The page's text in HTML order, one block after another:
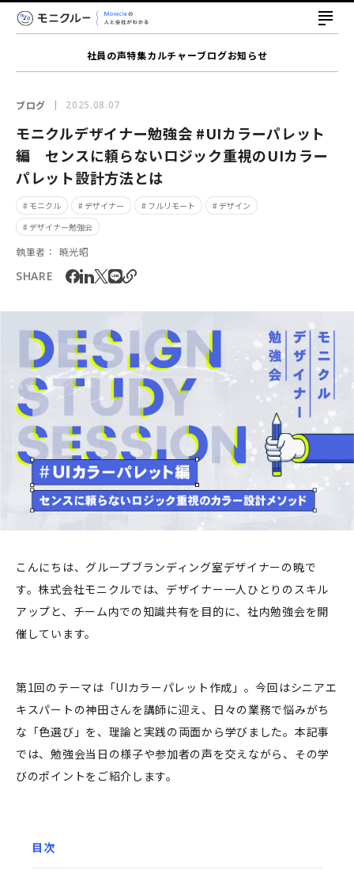
社員の声特集カルチャーブログお知らせ
ブログ 2025.08.07
モニクルデザイナー勉強会 #UIカラーパレット
編 センスに頼らないロジック重視のUIカラー
パレット設計方法とは
# モニクル # デザイナー # フルリモート
# デザイン
# デザイナー勉強会
執筆者： 暁光昭
SHARE
こんにちは、グループブランディング室デザイナーの暁で
す。株式会社モニクルでは、デザイナー一人ひとりのスキル
アップと、チーム内での知識共有を目的に、社内勉強会を開
催しています。
第1回のテーマは「UIカラーパレット作成」。今回はシニアエ
キスパートの神田さんを講師に迎え、日々の業務で悩みがち
な「色選び」を、理論と実践の両面から学びました。本記事
では、勉強会当日の様子や参加者の声を交えながら、その学
びのポイントをご紹介します。
目次